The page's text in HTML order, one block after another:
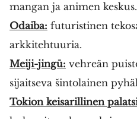
mangan ja animen keskus.
Odaiba: futuristinen
arkkitehtuuria.
Meiji-jingū: vehreän
sijaitseva šintolainen
Tokion keisarillinen